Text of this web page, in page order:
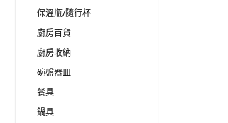
保溫瓶/隨行杯
廚房百貨
廚房收納
碗盤器皿
餐具
鍋具